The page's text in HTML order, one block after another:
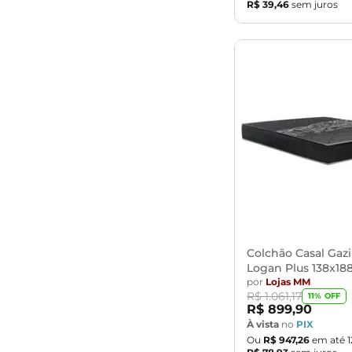
R$ 39,46 sem juros
Colchão Casal
Logan Plus
por Lojas MM
R$ 1.061,17 11% OFF
R$ 899,90
À vista no PIX
Ou R$ 947,26 em até